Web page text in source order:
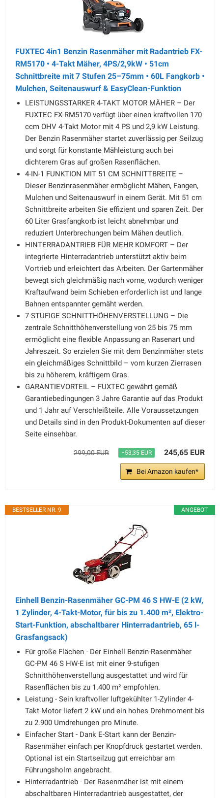
FUXTEC 4in1 Benzin Rasenmäher mit Radantrieb FX-
RM5170 • 4-Takt Mäher, 4PS/2,9kW • 51cm
Schnittbreite mit 7 Stufen 25–75mm • 60L Fangkorb •
Mulchen, Seitenauswurf & EasyClean-Funktion
LEISTUNGSSTARKER 4-TAKT MOTOR MÄHER – Der
FUXTEC FX-RM5170 verfügt über einen kraftvollen 170
ccm OHV 4-Takt Motor mit 4 PS und 2,9 kW Leistung.
Der Benzin Rasenmäher startet zuverlässig per Seilzug
und sorgt für konstante Mähleistung auch bei
dichterem Gras auf großen Rasenflächen.
4-IN-1 FUNKTION MIT 51 CM SCHNITTBREITE –
Dieser Benzinrasenmäher ermöglicht Mähen, Fangen,
Mulchen und Seitenauswurf in einem Gerät. Mit 51 cm
Schnittbreite arbeiten Sie effizient und sparen Zeit. Der
60 Liter Grasfangkorb ist leicht abnehmbar und
reduziert Unterbrechungen beim Mähen deutlich.
HINTERRADANTRIEB FÜR MEHR KOMFORT – Der
integrierte Hinterradantrieb unterstützt aktiv beim
Vortrieb und erleichtert das Arbeiten. Der Gartenmäher
bewegt sich gleichmäßig nach vorne, wodurch weniger
Kraftaufwand beim Schieben erforderlich ist und lange
Bahnen entspannter gemäht werden.
7-STUFIGE SCHNITTHÖHENVERSTELLUNG – Die
zentrale Schnitthöhenverstellung von 25 bis 75 mm
ermöglicht eine flexible Anpassung an Rasenart und
Jahreszeit. So erzielen Sie mit dem Benzinmäher stets
ein gleichmäßiges Schnittbild – vom kurzen Zierrasen
bis zu höherem, kräftigem Gras.
GARANTIEVORTEIL – FUXTEC gewährt gemäß
Garantiebedingungen 3 Jahre Garantie auf das Produkt
und 1 Jahr auf Verschleißteile. Alle Voraussetzungen
und Details sind in den Produkt-Dokumenten auf dieser
Seite einsehbar.
299,00 EUR −53,35 EUR 245,65 EUR
Bei Amazon kaufen*
ANGEBOT
BESTSELLER NR. 9
Einhell Benzin-Rasenmäher GC-PM 46 S HW-E (2 kW,
1 Zylinder, 4-Takt-Motor, für bis zu 1.400 m², Elektro-
Start-Funktion, abschaltbarer Hinterradantrieb, 65 l-
Grasfangsack)
Für große Flächen - Der Einhell Benzin-Rasenmäher
GC-PM 46 S HW-E ist mit einer 9-stufigen
Schnitthöhenverstellung ausgestattet und wird für
Rasenflächen bis zu 1.400 m² empfohlen.
Leistung - Sein kraftvoller luftgekühlter 1-Zylinder 4-
Takt-Motor liefert 2 kW und ein hohes Drehmoment bis
zu 2.900 Umdrehungen pro Minute.
Einfacher Start - Dank E-Start kann der Benzin-
Rasenmäher einfach per Knopfdruck gestartet werden.
Optional ist ein Startseilzug gut erreichbar am
Führungsholm angebracht.
Hinterradantrieb - Der Rasenmäher ist mit einem
abschaltbaren Hinterradantrieb ausgestattet, der